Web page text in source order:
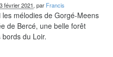
février 2021, par Francis
mélodies de Gorgé-Meens
de Bercé, une belle forêt
du Loir.